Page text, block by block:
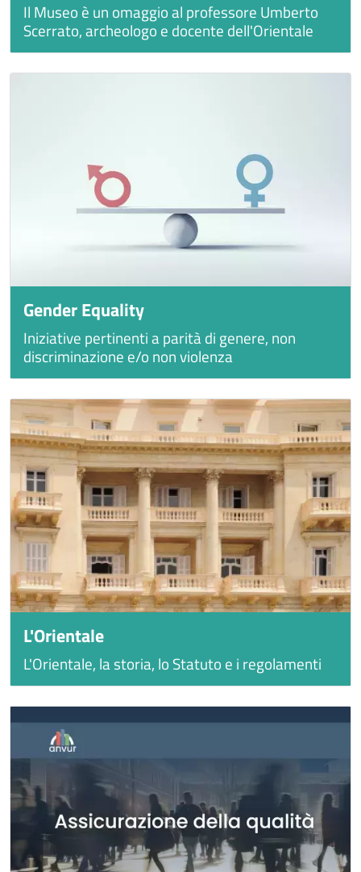
Il Museo è un omaggio al professore Umberto
Scerrato, archeologo e docente dell'Orientale
Gender Equality
Iniziative pertinenti a parità di genere, non
discriminazione e/o non violenza
L'Orientale
L'Orientale, la storia, lo Statuto e i regolamenti